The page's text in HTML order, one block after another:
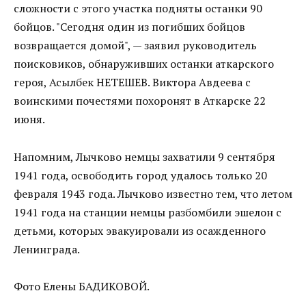
сложности с этого участка подняты останки 90
бойцов. "Сегодня один из погибших бойцов
возвращается домой", — заявил руководитель
поисковиков, обнаруживших останки аткарского
героя, Асылбек НЕТЕШЕВ. Виктора Авдеева с
воинскими почестями похоронят в Аткарске 22
июня.
Напомним, Лычково немцы захватили 9 сентября
1941 года, освободить город удалось только 20
февраля 1943 года. Лычково известно тем, что летом
1941 года на станции немцы разбомбили эшелон с
детьми, которых эвакуировали из осажденного
Ленинграда.
Фото Елены БАДИКОВОЙ.